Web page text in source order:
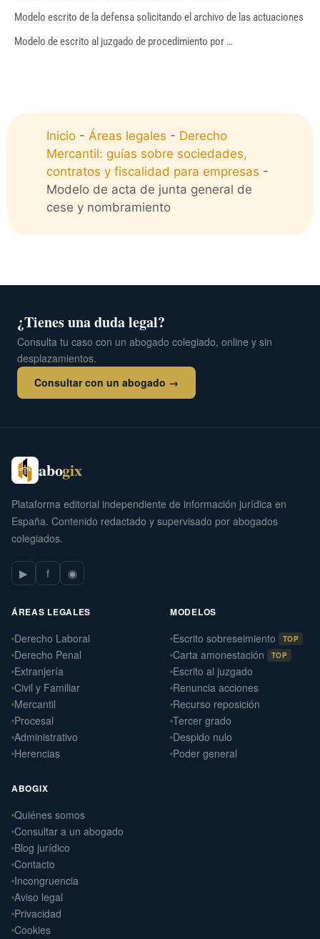
Modelo escrito de la defensa solicitando el archivo de las actuaciones
Modelo de escrito al juzgado de procedimiento por …
Inicio - Áreas legales - Derecho
Mercantil: guías sobre sociedades,
contratos y fiscalidad para empresas -
Modelo de acta de junta general de
cese y nombramiento
¿Tienes una duda legal?
Consulta tu caso con un abogado colegiado, online y sin
desplazamientos.
Consultar con un abogado →
abogix
Plataforma editorial independiente de información jurídica en
España. Contenido redactado y supervisado por abogados
colegiados.
▶ f ◉
ÁREAS LEGALES
Derecho Laboral
Derecho Penal
Extranjería
Civil y Familiar
Mercantil
Procesal
Administrativo
Herencias
MODELOS
Escrito sobreseimiento TOP
Carta amonestación TOP
Escrito al juzgado
Renuncia acciones
Recurso reposición
Tercer grado
Despido nulo
Poder general
ABOGIX
Quiénes somos
Consultar a un abogado
Blog jurídico
Contacto
Incongruencia
Aviso legal
Privacidad
Cookies
Daniel Ramos Illanes
Derecho Laboral
📍 Sevilla
Laterna Abogados
📍 Santiago de Compostela